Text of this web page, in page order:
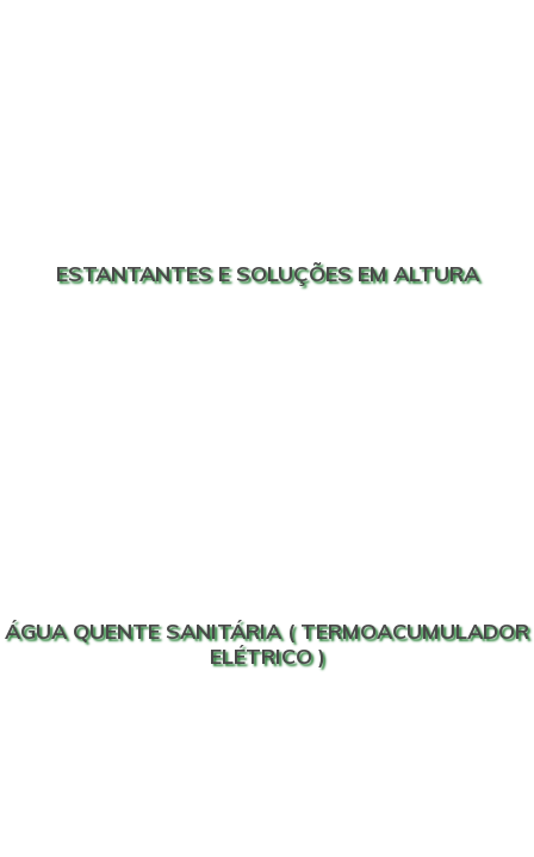
ESTANTANTES E SOLUÇÕES EM ALTURA
ÁGUA QUENTE SANITÁRIA ( TERMOACUMULADOR
ELÉTRICO )